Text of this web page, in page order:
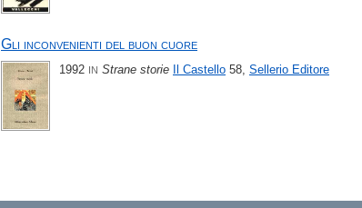
Gli inconvenienti del buon cuore
1992 IN Strane storie Il Castello 58, Sellerio Editore